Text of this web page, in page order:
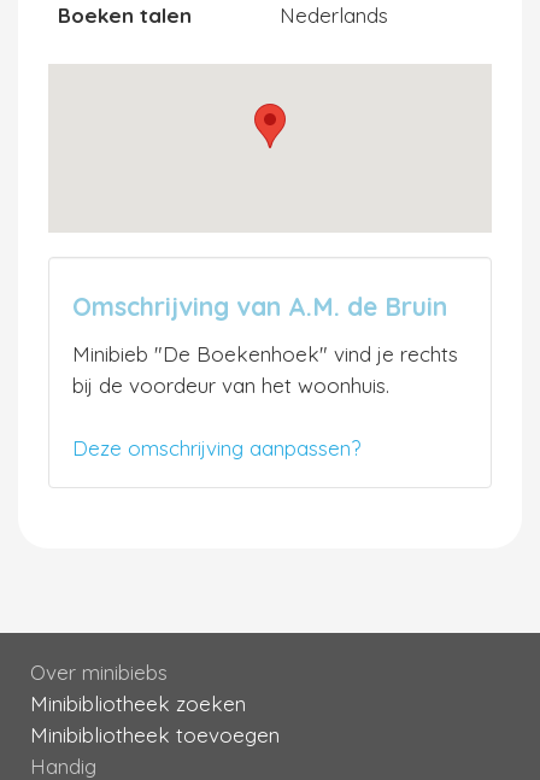
Boeken talen
Nederlands
Omschrijving van A.M. de Bruin
Minibieb "De Boekenhoek" vind je rechts
bij de voordeur van het woonhuis.
Deze omschrijving aanpassen?
Over minibiebs
Minibibliotheek zoeken
Minibibliotheek toevoegen
Handig